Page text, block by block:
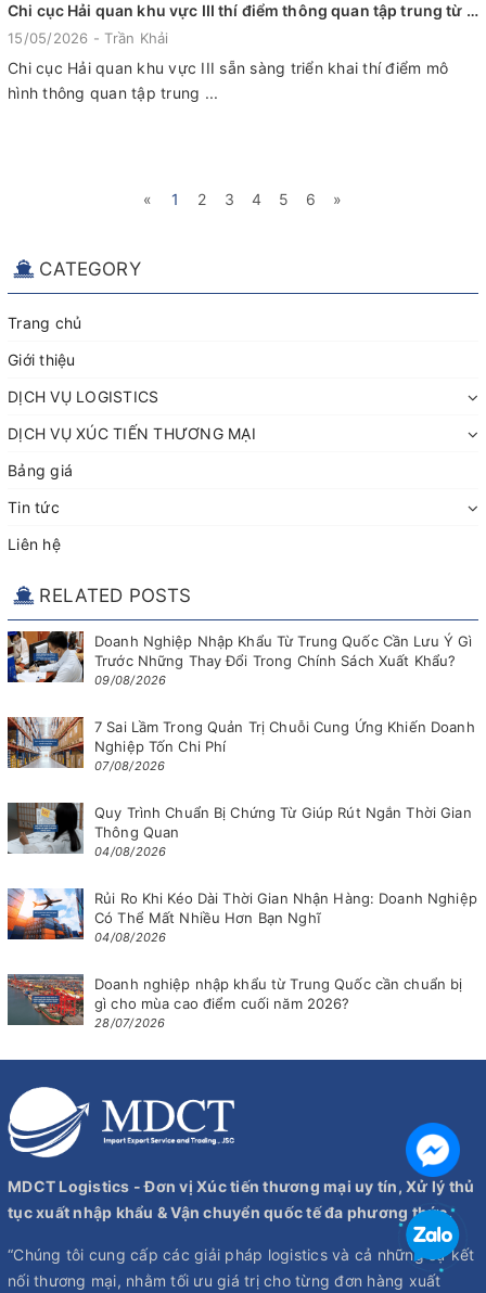
Chi cục Hải quan khu vực III thí điểm thông quan tập trung từ 01/6/2026
15/05/2026 - Trần Khải
Chi cục Hải quan khu vực III sẵn sàng triển khai thí điểm mô
hình thông quan tập trung ...
« 1 2 3 4 5 6 »
CATEGORY
Trang chủ
Giới thiệu
DỊCH VỤ LOGISTICS
DỊCH VỤ XÚC TIẾN THƯƠNG MẠI
Bảng giá
Tin tức
Liên hệ
RELATED POSTS
Doanh Nghiệp Nhập Khẩu Từ Trung Quốc Cần Lưu Ý Gì
Trước Những Thay Đổi Trong Chính Sách Xuất Khẩu?
09/08/2026
7 Sai Lầm Trong Quản Trị Chuỗi Cung Ứng Khiến Doanh
Nghiệp Tốn Chi Phí
07/08/2026
Quy Trình Chuẩn Bị Chứng Từ Giúp Rút Ngắn Thời Gian
Thông Quan
04/08/2026
Rủi Ro Khi Kéo Dài Thời Gian Nhận Hàng: Doanh Nghiệp
Có Thể Mất Nhiều Hơn Bạn Nghĩ
04/08/2026
Doanh nghiệp nhập khẩu từ Trung Quốc cần chuẩn bị
gì cho mùa cao điểm cuối năm 2026?
28/07/2026
MDCT Logistics - Đơn vị Xúc tiến thương mại uy tín, Xử lý thủ
tục xuất nhập khẩu & Vận chuyển quốc tế đa phương thức.
“Chúng tôi cung cấp các giải pháp logistics và cả những sự kết
nối thương mại, nhằm tối ưu giá trị cho từng đơn hàng xuất